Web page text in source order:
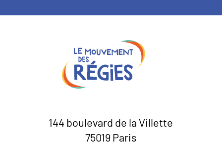
144 boulevard de la Villette
75019 Paris